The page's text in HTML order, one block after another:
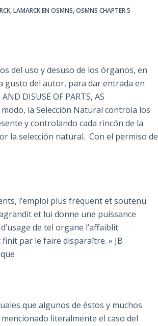
,LAMARCK EN OSMNS,OSMNS CHAPTER 5
del uso y desuso de los órganos, en
gusto del autor, para dar entrada en
DISUSE OF PARTS, AS
la Selección Natural controla los
y controlando cada rincón de la
la selección natural. Con el permiso de
l’emploi plus fréquent et soutenu
et lui donne une puissance
de tel organe l’affaiblit
par le faire disparaître. » JB
que algunos de éstos y muchos
literalmente el caso del